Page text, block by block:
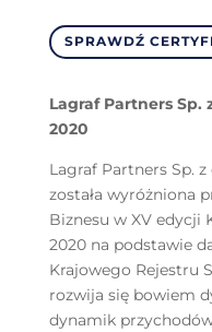
SPRAWDŹ
Lagraf Partners Sp.
2020
Lagraf Partners Sp.
została wyróżniona
Biznesu w XV edycji
2020 na podstawie
Krajowego Rejestru
rozwija się bowiem
dynamik